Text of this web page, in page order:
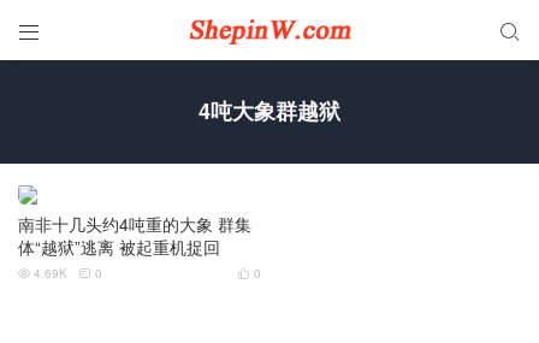
 
4吨大象群越狱
南非十几头约4吨重的大象 群集
体“越狱”逃离 被起重机捉回
 0
 4.69K  0